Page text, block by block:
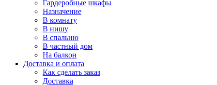
Гардеробные шкафы
Назначение
В комнату
В нишу
В спальню
В частный дом
На балкон
Доставка и оплата
Как сделать заказ
Доставка